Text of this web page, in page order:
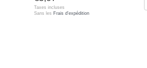
Taxes incluses
Sans les Frais d'expédition